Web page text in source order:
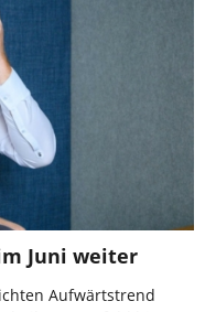
Juni weiter
Aufwärtstrend